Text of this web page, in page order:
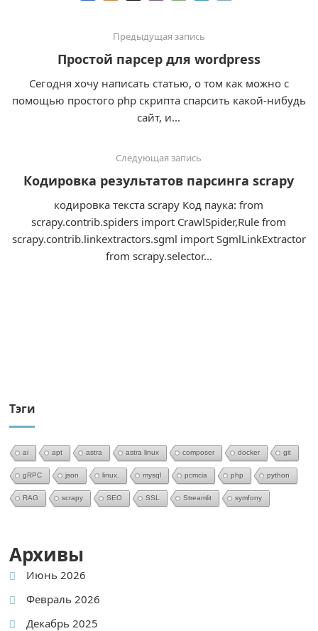
Предыдущая запись
Простой парсер для wordpress
Сегодня хочу написать статью, о том как можно с
помощью простого php скрипта спарсить какой-нибудь
сайт, и...
Следующая запись
Кодировка результатов парсинга scrapy
кодировка текста scrapy Код паука: from
scrapy.contrib.spiders import CrawlSpider,Rule from
scrapy.contrib.linkextractors.sgml import SgmlLinkExtractor
from scrapy.selector...
Тэги
ai apt astra astra linux composer docker git
gRPC json linux. mysql pcmcia php python
RAG scrapy SEO SSL Streamlit symfony
Архивы
Июнь 2026
Февраль 2026
Декабрь 2025